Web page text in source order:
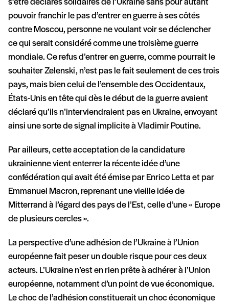
s’être déclarés solidaires de l’Ukraine sans pour autant
pouvoir franchir le pas d’entrer en guerre à ses côtés
contre Moscou, personne ne voulant voir se déclencher
ce qui serait considéré comme une troisième guerre
mondiale. Ce refus d’entrer en guerre, comme pourrait le
souhaiter Zelenski, n’est pas le fait seulement de ces trois
pays, mais bien celui de l’ensemble des Occidentaux,
États-Unis en tête qui dès le début de la guerre avaient
déclaré qu’ils n’interviendraient pas en Ukraine, envoyant
ainsi une sorte de signal implicite à Vladimir Poutine.
Par ailleurs, cette acceptation de la candidature
ukrainienne vient enterrer la récente idée d’une
confédération qui avait été émise par Enrico Letta et par
Emmanuel Macron, reprenant une vieille idée de
Mitterrand à l’égard des pays de l’Est, celle d’une « Europe
de plusieurs cercles ».
La perspective d’une adhésion de l’Ukraine à l’Union
européenne fait peser un double risque pour ces deux
acteurs. L’Ukraine n’est en rien prête à adhérer à l’Union
européenne, notamment d’un point de vue économique.
Le choc de l’adhésion constituerait un choc économique